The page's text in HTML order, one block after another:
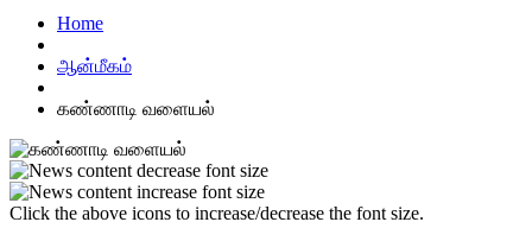
Home
ஆன்மீகம்
கண்ணாடி வளையல்
Click the above icons to increase/decrease the font size.